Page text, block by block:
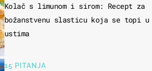
Kolač s limunom i sirom: Recept za
božanstvenu slasticu koja se topi u
ustima
15 PITANJA